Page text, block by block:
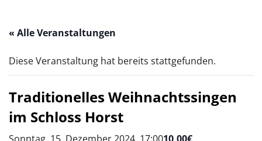
« Alle Veranstaltungen
Diese Veranstaltung hat bereits stattgefunden.
Traditionelles Weihnachtssingen
im Schloss Horst